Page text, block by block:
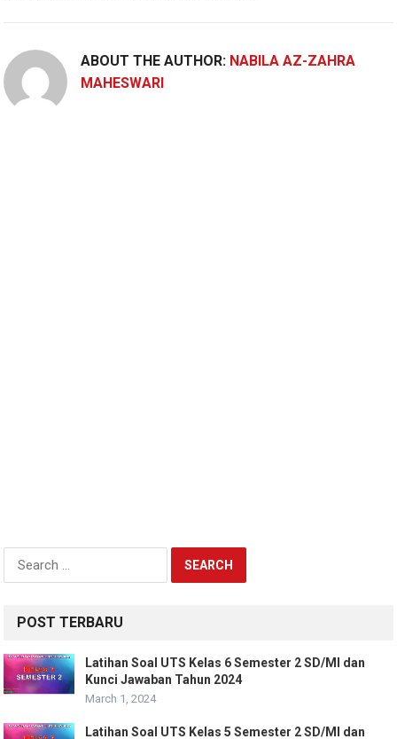
ABOUT THE AUTHOR: NABILA AZ-ZAHRA
MAHESWARI
for:
POST TERBARU
Latihan Soal UTS Kelas 6 Semester 2 SD/MI dan
Kunci Jawaban Tahun 2024
March 1, 2024
Latihan Soal UTS Kelas 5 Semester 2 SD/MI dan